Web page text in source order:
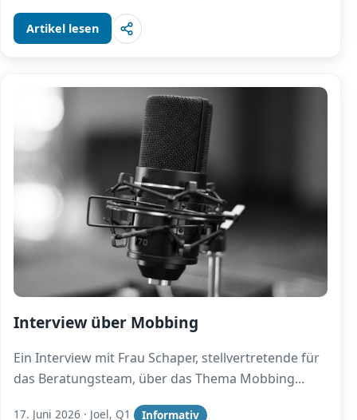
Artikel lesen
Interview über Mobbing
Ein Interview mit Frau Schaper, stellvertretende für
das Beratungsteam, über das Thema Mobbing...
17. Juni 2026 · Joel, Q1 Informativ